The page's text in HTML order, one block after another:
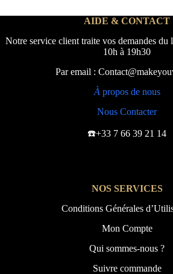
AIDE & CONTACT
Notre service client traite vos demandes du
10h à 19h30
Par email :
À propos de nous
Nous Contacter
☎️+33 7 66 39 21 14
NOS SERVICES
Conditions Générales
Mon Compte
Qui sommes-nous ?
Suivre commande